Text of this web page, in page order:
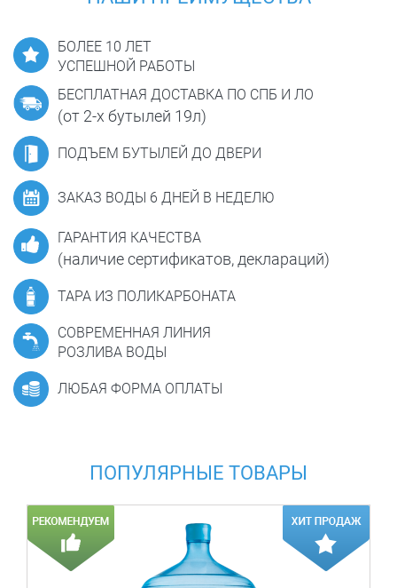
БОЛЕЕ 10 ЛЕТ
УСПЕШНОЙ РАБОТЫ
БЕСПЛАТНАЯ ДОСТАВКА ПО СПБ И ЛО
(от 2-х бутылей 19л)
ПОДЪЕМ БУТЫЛЕЙ ДО ДВЕРИ
ЗАКАЗ ВОДЫ 6 ДНЕЙ В НЕДЕЛЮ
ГАРАНТИЯ КАЧЕСТВА
(наличие сертификатов, деклараций)
ТАРА ИЗ ПОЛИКАРБОНАТА
СОВРЕМЕННАЯ ЛИНИЯ
РОЗЛИВА ВОДЫ
ЛЮБАЯ ФОРМА ОПЛАТЫ
ПОПУЛЯРНЫЕ ТОВАРЫ